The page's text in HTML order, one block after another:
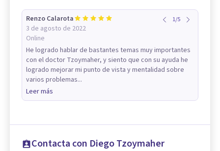
Renzo Calarota
3 de agosto de 2022
Online
1/5
He logrado hablar de bastantes temas muy importantes
con el doctor Tzoymaher, y siento que con su ayuda he
logrado mejorar mi punto de vista y mentalidad sobre
varios problemas...
Leer más
Contacta con Diego Tzoymaher